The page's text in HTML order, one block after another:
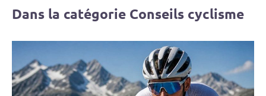
Dans la catégorie Conseils cyclisme